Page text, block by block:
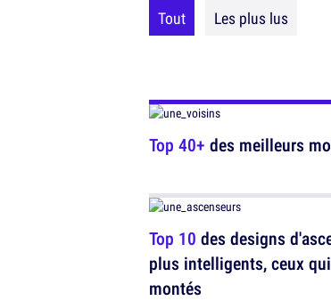
Tout Les plus lus
Top 40+ des meilleurs
Top 10 des designs
plus intelligents, ceux
montés